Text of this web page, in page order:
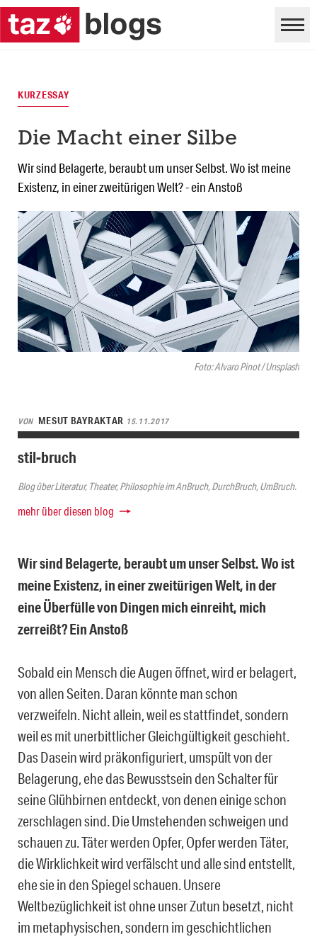
Foto: Alvaro Pinot / Unsplash
KURZESSAY
Die Macht einer Silbe
Wir sind Belagerte, beraubt um unser Selbst. Wo ist meine
Existenz, in einer zweitürigen Welt? - ein Anstoß
VON MESUT BAYRAKTAR 15.11.2017
stil-bruch
Blog über Literatur, Theater, Philosophie im AnBruch, DurchBruch, UmBruch.
mehr über diesen blog
Wir sind Belagerte, beraubt um unser Selbst. Wo ist
meine Existenz, in einer zweitürigen Welt, in der
eine Überfülle von Dingen mich einreiht, mich
zerreißt? Ein Anstoß
Sobald ein Mensch die Augen öffnet, wird er belagert,
von allen Seiten. Daran könnte man schon
verzweifeln. Nicht allein, weil es stattfindet, sondern
weil es mit unerbittlicher Gleichgültigkeit geschieht.
Das Dasein wird präkonfiguriert, umspült von der
Belagerung, ehe das Bewusstsein den Schalter für
seine Glühbirnen entdeckt, von denen einige schon
zerschlagen sind. Die Umstehenden schweigen und
schauen zu. Täter werden Opfer, Opfer werden Täter,
die Wirklichkeit wird verfälscht und alle sind entstellt,
ehe sie in den Spiegel schauen. Unsere
Weltbezüglichkeit ist ohne unser Zutun besetzt, nicht
im metaphysischen, sondern im geschichtlichen